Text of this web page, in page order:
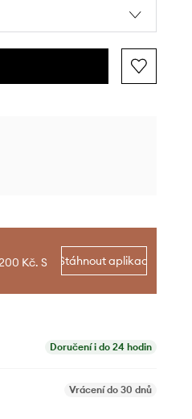
Kč. S
Stáhnout aplikaci
Doručení i do 24 hodin
Vrácení do 30 dnů